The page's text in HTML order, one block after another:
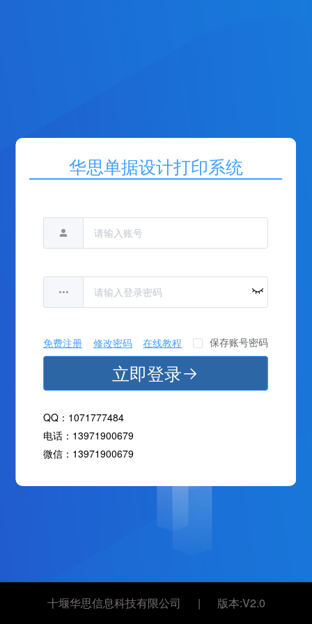
华思单据设计打印系统
免费注册 修改密码 在线教程 保存账号密码
立即登录
QQ：1071777484
电话：13971900679
微信：13971900679
十堰华思信息科技有限公司 | 版本:V2.0